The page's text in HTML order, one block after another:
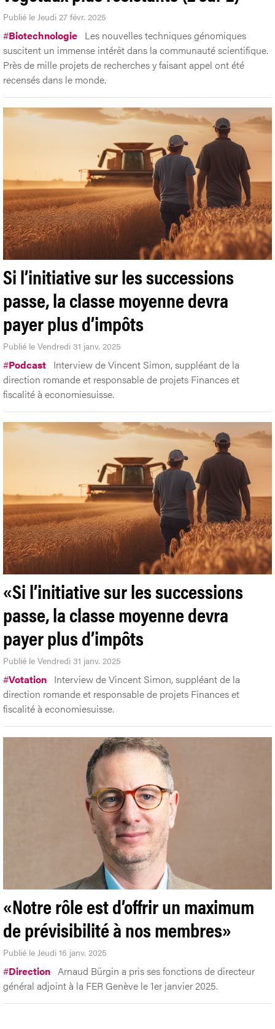
Publié le Jeudi 27 févr. 2025
#Biotechnologie Les nouvelles techniques génomiques
suscitent un immense intérêt dans la communauté scientifique.
Près de mille projets de recherches y faisant appel ont été
recensés dans le monde.
Si l’initiative sur les successions
passe, la classe moyenne devra
payer plus d’impôts
Publié le Vendredi 31 janv. 2025
#Podcast Interview de Vincent Simon, suppléant de la
direction romande et responsable de projets Finances et
fiscalité à economiesuisse.
«Si l’initiative sur les successions
passe, la classe moyenne devra
payer plus d’impôts
Publié le Vendredi 31 janv. 2025
#Votation Interview de Vincent Simon, suppléant de la
direction romande et responsable de projets Finances et
fiscalité à economiesuisse.
«Notre rôle est d’offrir un maximum
de prévisibilité à nos membres»
Publié le Jeudi 16 janv. 2025
#Direction Arnaud Bürgin a pris ses fonctions de directeur
général adjoint à la FER Genève le 1er janvier 2025.